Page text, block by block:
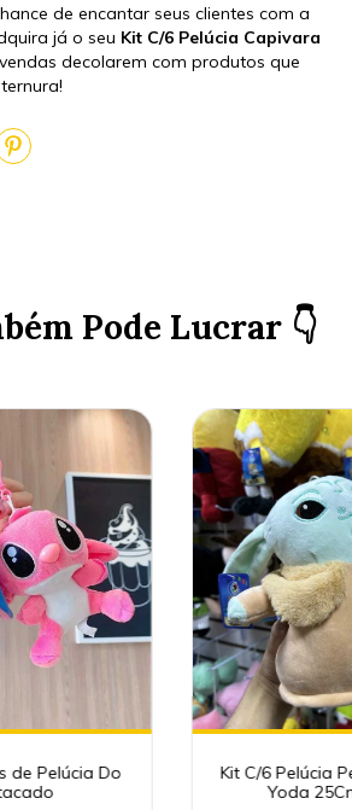
de encantar seus clientes com a
já o seu Kit C/6 Pelúcia Capivara
decolarem com produtos que
Pode Lucrar 👇
de Pelúcia Do
Kit C/6 Pelúcia
Yoda